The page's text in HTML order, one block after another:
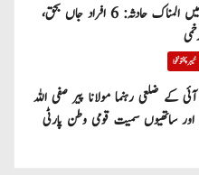
کرک میں المناک حادثہ: 6 افراد جاں بحق،
خیبر پختونخوا
کے ضلعی رہنما مولانا پیر صفی اللہ
اور ساتھیوں سمیت قومی وطن پارٹی